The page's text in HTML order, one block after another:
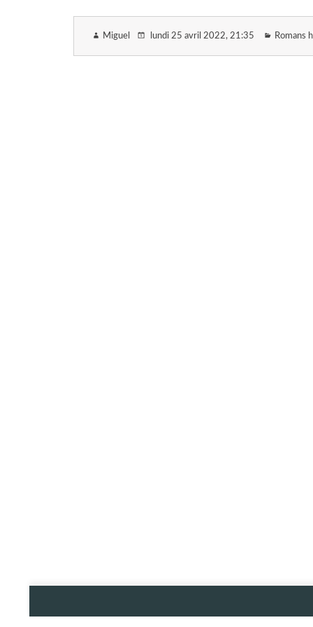
Miguel lundi 25 avril 2022, 21:35 Romans